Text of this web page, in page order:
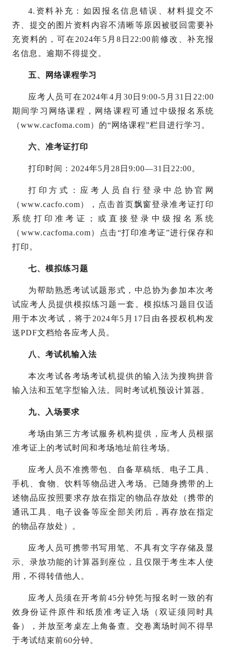
4.资料补充：如因报名信息错误、材料提交不
齐、提交的图片资料内容不清晰等原因被驳回需要补
充资料的，可在2024年5月8日22:00前修改、补充报
名信息。逾期不得提交。
五、网络课程学习
应考人员可在 2024年4月30日9:00-5月31日22:00
期间学习网络课程，网络课程可通过中级报名系统
（www.cacfoma.com）的“网络课程”栏目进行学习。
六、准考证打印
打印时间： 2024年5月28日9:00—31日22:00。
打印方式：应考人员自行登录中总协官网
（ www.cacfo.com），点击首页飘窗登录准考证打印
系统打印准考证；或直接登录中级报名系统
（www.cacfoma.com）点击“打印准考证”进行保存和
打印。
七、模拟练习题
为帮助熟悉考试试题形式，中总协为参加本次考
试应考人员提供模拟练习题一套。模拟练习题目仅适
用于本次考试，将于2024年5月17日由各授权机构发
送PDF文档给各应考人员。
八、考试机输入法
本次考试各考场考试机提供的输入法为搜狗拼音
输入法和五笔字型输入法。同时考试机预设计算器。
九、入场要求
考场由第三方考试服务机构提供，应考人员根据
准考证上的考试时间和考场地址前往考场。
应考人员不准携带包、自备草稿纸、电子工具、
手机、食物、饮料等物品进入考场。已随身携带的上
述物品应按照要求存放在指定的物品存放处（携带的
通讯工具、电子设备等应全部关闭后，再存放在指定
的物品存放处）。
应考人员可携带书写用笔、不具有文字存储及显
示、录放功能的计算器到座位，且仅限于考生本人使
用，不得转借他 人 。
应考人员须在开考前45分钟凭与报名时一致的有
效身份证件原件和纸质准考证入场（双证须同时具
备），并放至考桌左上角备查。交卷离场时间不得早
于考试结束前60分钟。